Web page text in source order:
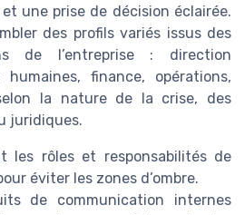
une prise de décision éclairée.
des profils variés issus des
de l’entreprise : direction
humaines, finance, opérations,
la nature de la crise, des
juridiques.
les rôles et responsabilités de
éviter les zones d’ombre.
de communication internes